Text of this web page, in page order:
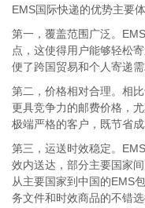
EMS国际快递的优势主要
第一，覆盖范围广泛。
点，这使得用户能够轻松
便了跨国贸易和个人寄递需
第二，价格相对合理。相
更具竞争力的邮费价格，
极端严格的客户，既节省
第三，运送时效稳定。
效内送达，部分主要国家
从主要国家到中国的EMS
务文件和时效商品的不错选